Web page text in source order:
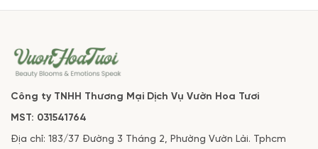
Công ty TNHH Thương Mại Dịch Vụ Vườn Hoa Tươi
MST: 031541764
Địa chỉ: 183/37 Đường 3 Tháng 2, Phường Vườn Lài. Tphcm